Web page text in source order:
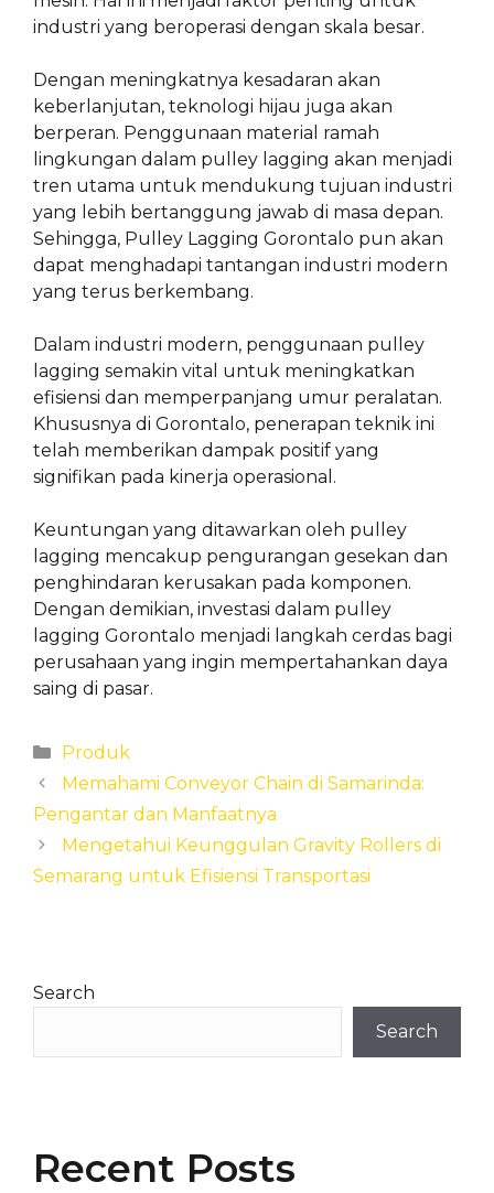
industri yang beroperasi dengan skala besar.
Dengan meningkatnya kesadaran akan
keberlanjutan, teknologi hijau juga akan
berperan. Penggunaan material ramah
lingkungan dalam pulley lagging akan menjadi
tren utama untuk mendukung tujuan industri
yang lebih bertanggung jawab di masa depan.
Sehingga, Pulley Lagging Gorontalo pun akan
dapat menghadapi tantangan industri modern
yang terus berkembang.
Dalam industri modern, penggunaan pulley
lagging semakin vital untuk meningkatkan
efisiensi dan memperpanjang umur peralatan.
Khususnya di Gorontalo, penerapan teknik ini
telah memberikan dampak positif yang
signifikan pada kinerja operasional.
Keuntungan yang ditawarkan oleh pulley
lagging mencakup pengurangan gesekan dan
penghindaran kerusakan pada komponen.
Dengan demikian, investasi dalam pulley
lagging Gorontalo menjadi langkah cerdas bagi
perusahaan yang ingin mempertahankan daya
saing di pasar.
Categories
Produk
Memahami Conveyor Chain di Samarinda:
Pengantar dan Manfaatnya
Mengetahui Keunggulan Gravity Rollers di
Semarang untuk Efisiensi Transportasi
Search
Search
Recent Posts